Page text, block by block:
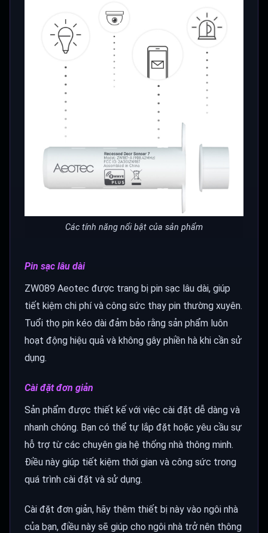
Các tính năng nổi bật của sản phẩm
Pin sạc lâu dài
ZW089 Aeotec được trang bị pin sạc lâu dài, giúp
tiết kiệm chi phí và công sức thay pin thường xuyên.
Tuổi thọ pin kéo dài đảm bảo rằng sản phẩm luôn
hoạt động hiệu quả và không gây phiền hà khi cần sử
dụng.
Cài đặt đơn giản
Sản phẩm được thiết kế với việc cài đặt dễ dàng và
nhanh chóng. Bạn có thể tự lắp đặt hoặc yêu cầu sự
hỗ trợ từ các chuyên gia hệ thống nhà thông minh.
Điều này giúp tiết kiệm thời gian và công sức trong
quá trình cài đặt và sử dụng.
Cài đặt đơn giản, hãy thêm thiết bị này vào ngôi nhà
của bạn, điều này sẽ giúp cho ngôi nhà trở nên thông